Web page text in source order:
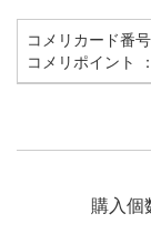
コメリカード番
コメリポイント ：
購入個